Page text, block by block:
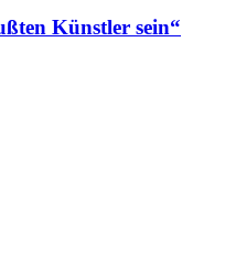
Künstler sein“